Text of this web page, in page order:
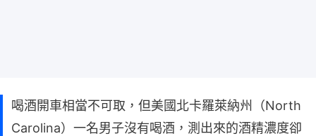
喝酒開車相當不可取，但美國北卡羅萊納州（North
Carolina）一名男子沒有喝酒，測出來的酒精濃度卻